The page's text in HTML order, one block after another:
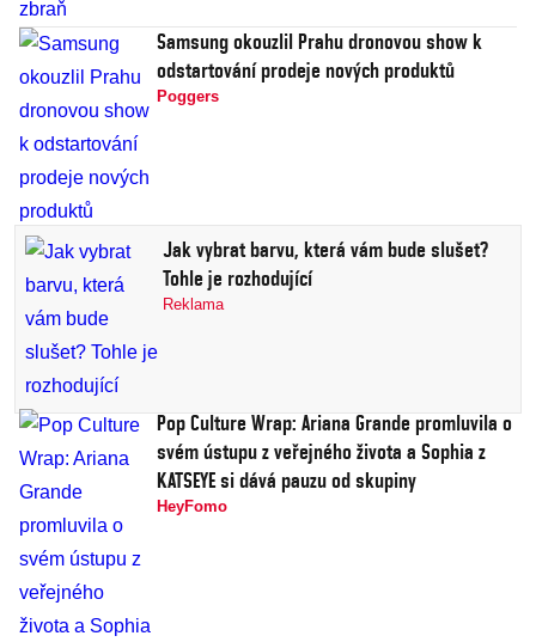
Samsung okouzlil Prahu dronovou show k
odstartování prodeje nových produktů
Poggers
Jak vybrat barvu, která vám bude slušet?
Tohle je rozhodující
Reklama
Pop Culture Wrap: Ariana Grande promluvila o
svém ústupu z veřejného života a Sophia z
KATSEYE si dává pauzu od skupiny
HeyFomo